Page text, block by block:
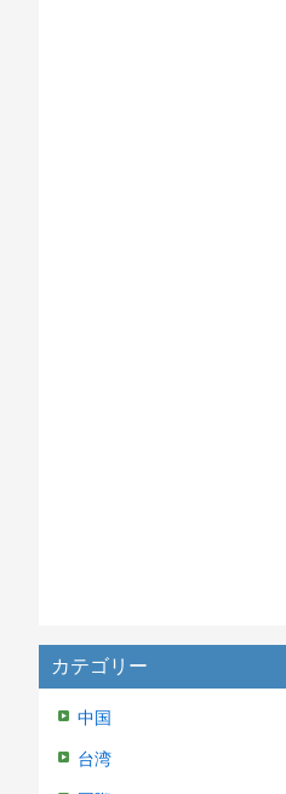
カテゴリー
中国
台湾